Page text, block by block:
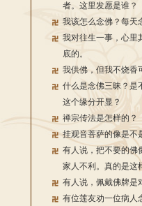
者。这里发愿是谁？
我该怎么念佛？每天
我对往生一事，心里
底的。
我供佛，但我不烧香
什么是念佛三昧？是
这个缘分开显？
禅宗传法是怎样的？
挂观音菩萨的像是不
有人说，把不要的佛
家人不利。真的是这
有人说，佩戴佛牌是
有位莲友劝一位病人